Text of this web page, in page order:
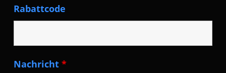
Rabattcode
Nachricht*